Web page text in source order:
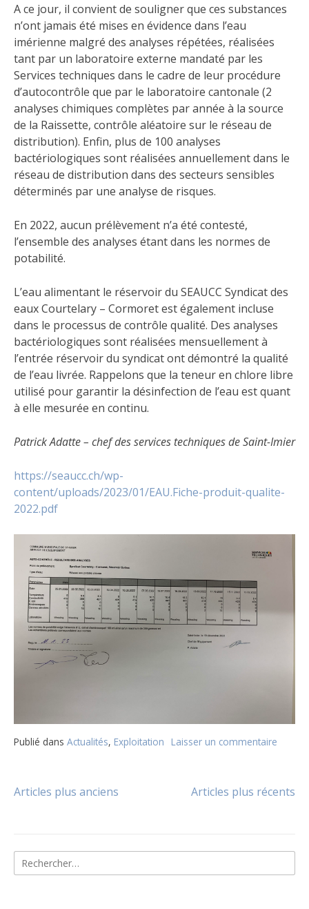
A ce jour, il convient de souligner que ces substances
n’ont jamais été mises en évidence dans l’eau
imérienne malgré des analyses répétées, réalisées
tant par un laboratoire externe mandaté par les
Services techniques dans le cadre de leur procédure
d’autocontrôle que par le laboratoire cantonale (2
analyses chimiques complètes par année à la source
de la Raissette, contrôle aléatoire sur le réseau de
distribution). Enfin, plus de 100 analyses
bactériologiques sont réalisées annuellement dans le
réseau de distribution dans des secteurs sensibles
déterminés par une analyse de risques.
En 2022, aucun prélèvement n’a été contesté,
l’ensemble des analyses étant dans les normes de
potabilité.
L’eau alimentant le réservoir du SEAUCC Syndicat des
eaux Courtelary – Cormoret est également incluse
dans le processus de contrôle qualité. Des analyses
bactériologiques sont réalisées mensuellement à
l’entrée réservoir du syndicat ont démontré la qualité
de l’eau livrée. Rappelons que la teneur en chlore libre
utilisé pour garantir la désinfection de l’eau est quant
à elle mesurée en continu.
Patrick Adatte – chef des services techniques de Saint-Imier
https://seaucc.ch/wp-
content/uploads/2023/01/EAU.Fiche-produit-qualite-
2022.pdf
Publié dans Actualités, Exploitation Laisser un commentaire
fournie
2022
Navigation
articles
Articles plus anciens Articles plus récents
Rechercher :